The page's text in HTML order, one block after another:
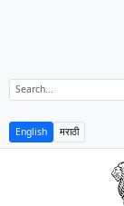
English मराठी